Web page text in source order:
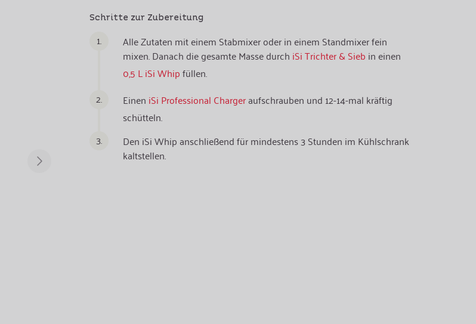
Schritte zur Zubereitung
1.
Alle Zutaten mit einem Stabmixer oder in einem Standmixer fein
mixen. Danach die gesamte Masse durch iSi Trichter & Sieb in einen
0,5 L iSi Whipfüllen.
2.
Einen iSi Professional Chargeraufschrauben und 12-14-mal kräftig
schütteln.
3.
Den iSi Whip anschließend für mindestens 3 Stunden im Kühlschrank
kaltstellen.